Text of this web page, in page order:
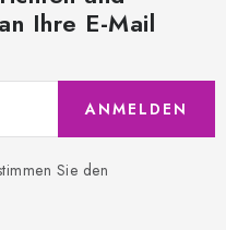
Ihre E-Mail
Sie den
ANMELDEN